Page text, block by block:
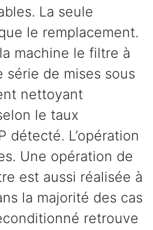
La seule
le remplacement.
machine le filtre à
série de mises sous
nettoyant
le taux
détecté. L’opération
Une opération de
est aussi réalisée à
la majorité des cas
retrouve